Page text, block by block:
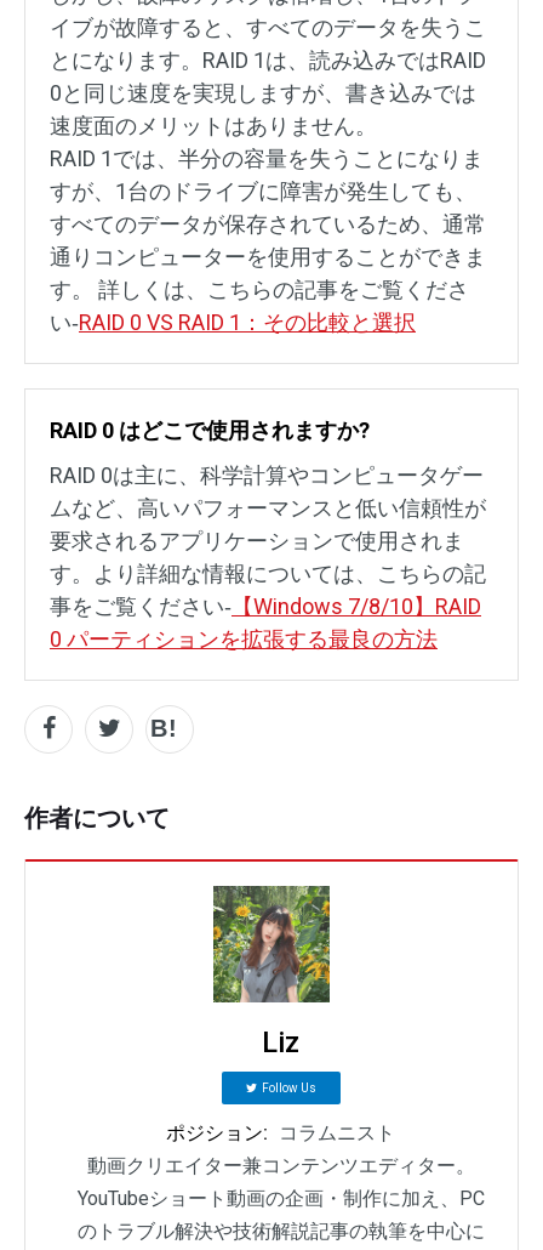
イブが故障すると、すべてのデータを失うこ
とになります。RAID 1は、読み込みではRAID
0と同じ速度を実現しますが、書き込みでは
速度面のメリットはありません。
RAID 1では、半分の容量を失うことになりま
すが、1台のドライブに障害が発生しても、
すべてのデータが保存されているため、通常
通りコンピューターを使用することができま
す。 詳しくは、こちらの記事をご覧くださ
い‐RAID 0 VS RAID 1：その比較と選択
RAID 0 はどこで使用されますか?
RAID 0は主に、科学計算やコンピュータゲー
ムなど、高いパフォーマンスと低い信頼性が
要求されるアプリケーションで使用されま
す。より詳細な情報については、こちらの記
事をご覧ください‐ 【Windows 7/8/10】RAID
0 パーティションを拡張する最良の方法
作者について
Liz
Follow Us
ポジション:
コラムニスト
動画クリエイター兼コンテンツエディター。
YouTubeショート動画の企画・制作に加え、PC
のトラブル解決や技術解説記事の執筆を中心に